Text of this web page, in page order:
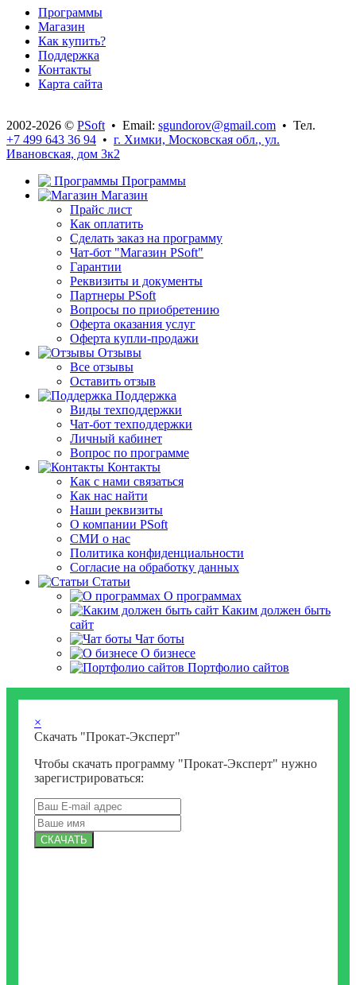
Программы
Магазин
Как купить?
Поддержка
Контакты
Карта сайта
2002-2026 © PSoft • Email: sgundorov@gmail.com • Тел.
+7 499 643 36 94 • г. Химки, Московская обл., ул.
Ивановская, дом 3к2
Программы
Магазин
Прайс лист
Как оплатить
Сделать заказ на программу
Чат-бот "Магазин PSoft"
Гарантии
Реквизиты и документы
Партнеры PSoft
Вопросы по приобретению
Оферта оказания услуг
Оферта купли-продажи
Отзывы
Все отзывы
Оставить отзыв
Поддержка
Виды техподдержки
Чат-бот техподдержки
Личный кабинет
Вопрос по программе
Контакты
Как с нами связаться
Как нас найти
Наши реквизиты
О компании PSoft
СМИ о нас
Политика конфиденциальности
Согласие на обработку данных
Статьи
О программах
Каким должен быть
сайт
Чат боты
О бизнесе
Портфолио сайтов
×
Скачать "Прокат-Эксперт"
Чтобы скачать программу "Прокат-Эксперт" нужно
зарегистрироваться:
СКАЧАТЬ